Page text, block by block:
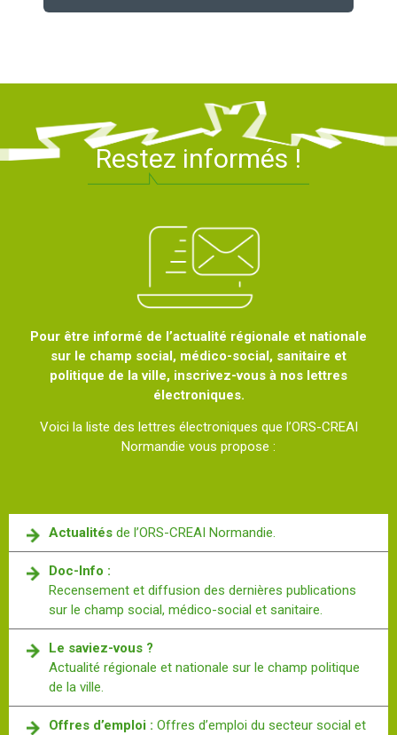
Restez informés !
Pour être informé de l’actualité régionale et nationale
sur le champ social, médico-social, sanitaire et
politique de la ville, inscrivez-vous à nos lettres
électroniques.
Voici la liste des lettres électroniques que l’ORS-CREAI
Normandie vous propose :
Actualités de l’ORS-CREAI Normandie.
Doc-Info :
Recensement et diffusion des dernières publications
sur le champ social, médico-social et sanitaire.
Le saviez-vous ?
Actualité régionale et nationale sur le champ politique
de la ville.
Offres d’emploi : Offres d’emploi du secteur social et